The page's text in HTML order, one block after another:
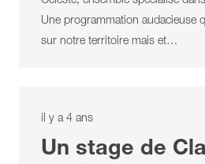
Une programmation audacieuse
sur notre territoire mais et…
il y a 4 ans
Un stage de